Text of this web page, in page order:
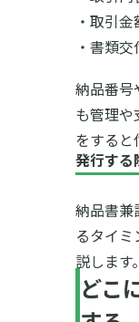
・取引金
・書類
納品番号
も管理や
をすると
発行する
納品書兼
るタイ
説します。
どこ